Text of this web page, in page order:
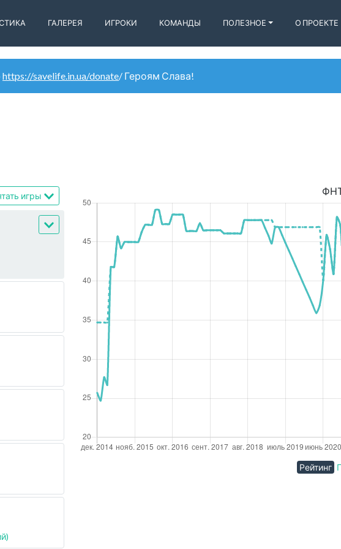
ГАЛЕРЕЯ ИГРОКИ КОМАНДЫ ПОЛЕЗНОЕ О ПРОЕКТЕ
https://savelife.in.ua/donate/ Героям Слава!
игры
Рейтинг